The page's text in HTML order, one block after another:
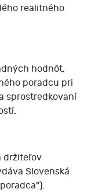
realitného
hodnôt,
poradcu pri
sprostredkovaní
držiteľov
Slovenská